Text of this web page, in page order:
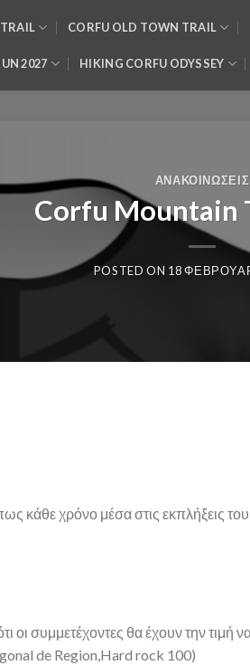
CORFU OLD TOWN TRAIL
2027 HIKING CORFU ODYSSEY
ΑΝΑΚΟΙΝΏΣΕΙΣ
Corfu Mountain
POSTED ON 18
κάθε χρόνο μέσα στις εκπλήξεις
οι συμμετέχοντες θα έχουν την
de Region,Hard rock 100)